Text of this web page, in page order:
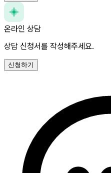
온라인 상담
상담 신청서를 작성해주세요.
신청하기